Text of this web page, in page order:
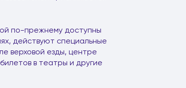
по-прежнему доступны
действуют специальные
верховой езды, центре
в театры и другие